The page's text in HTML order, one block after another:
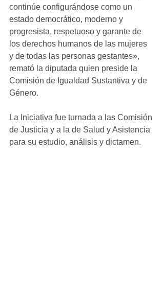
continúe configurándose como un
estado democrático, moderno y
progresista, respetuoso y garante de
los derechos humanos de las mujeres
y de todas las personas gestantes»,
remató la diputada quien preside la
Comisión de Igualdad Sustantiva y de
Género.
La Iniciativa fue turnada a las Comisión
de Justicia y a la de Salud y Asistencia
para su estudio, análisis y dictamen.